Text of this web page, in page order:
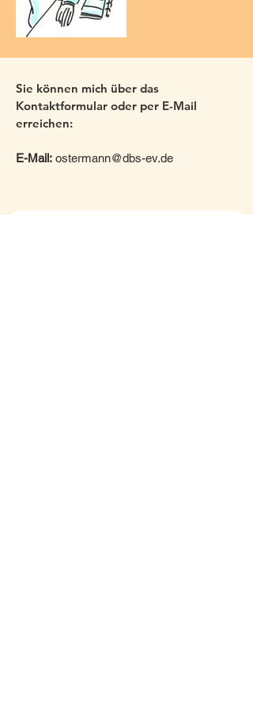
Sie können mich über das
Kontaktformular oder per E-Mail
erreichen:
E-Mail: ostermann@dbs-ev.de